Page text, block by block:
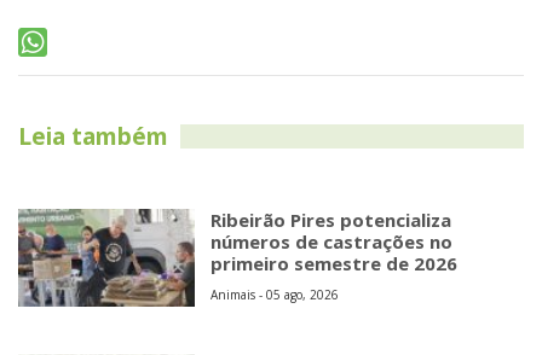
Leia também
Ribeirão Pires potencializa
números de castrações no
primeiro semestre de 2026
Animais - 05 ago, 2026